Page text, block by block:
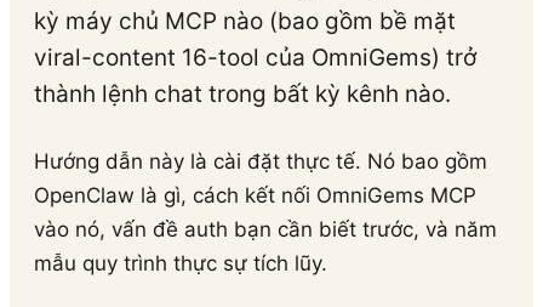
kỳ máy chủ MCP nào (bao gồm bề mặt
viral-content 16-tool của OmniGems) trở
thành lệnh chat trong bất kỳ kênh nào.
Hướng dẫn này là cài đặt thực tế. Nó bao gồm
OpenClaw là gì, cách kết nối OmniGems MCP
vào nó, vấn đề auth bạn cần biết trước, và năm
mẫu quy trình thực sự tích lũy.